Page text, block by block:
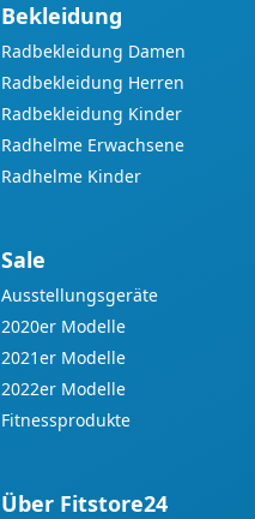
Bekleidung
Radbekleidung Damen
Radbekleidung Herren
Radbekleidung Kinder
Radhelme Erwachsene
Radhelme Kinder
Sale
Ausstellungsgeräte
2020er Modelle
2021er Modelle
2022er Modelle
Fitnessprodukte
Über Fitstore24